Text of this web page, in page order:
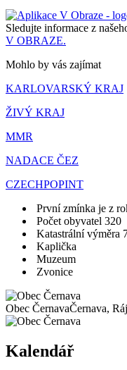
Sledujte informace z
V OBRAZE.
Mohlo by vás zajímat
KARLOVARSKÝ KRAJ
ŽIVÝ KRAJ
MMR
NADACE ČEZ
CZECHPOPINT
První zmínka je z
Počet obyvatel 320
Katastrální výměra
Kaplička
Muzeum
Zvonice
Obec ČernavaČernava,
Kalendář